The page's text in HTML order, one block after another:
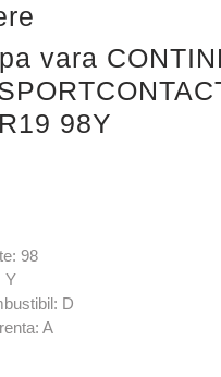
vara
98Y
98
Y
D
A